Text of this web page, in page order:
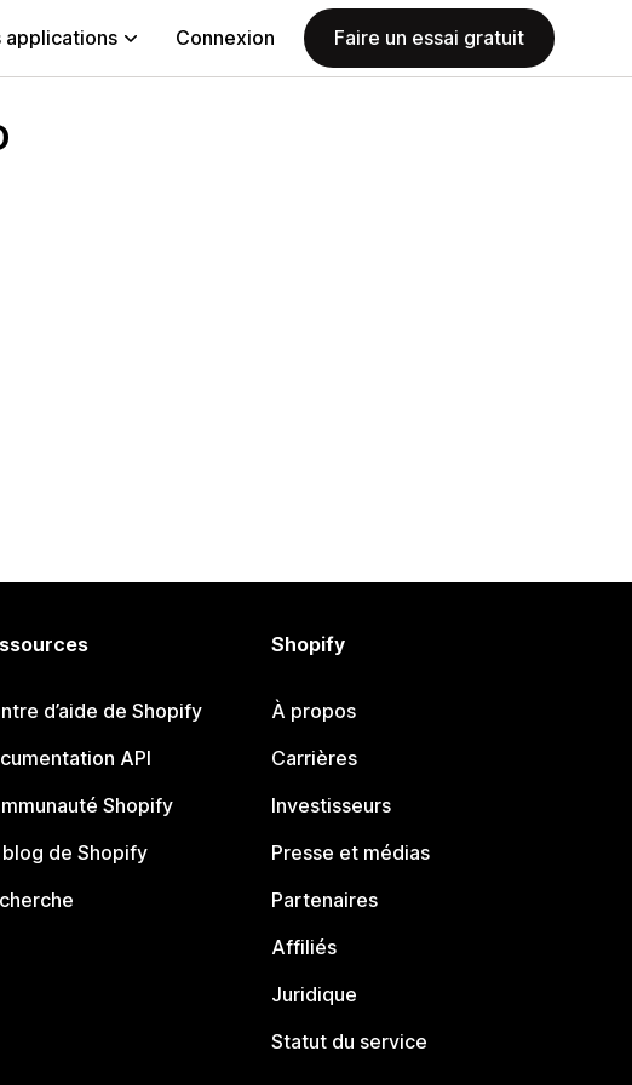
applications Connexion Faire un essai gratuit
d’aide de Shopify
API
Shopify
blog de Shopify
Shopify
À propos
Carrières
Investisseurs
Presse et médias
Partenaires
Affiliés
Juridique
Statut du service